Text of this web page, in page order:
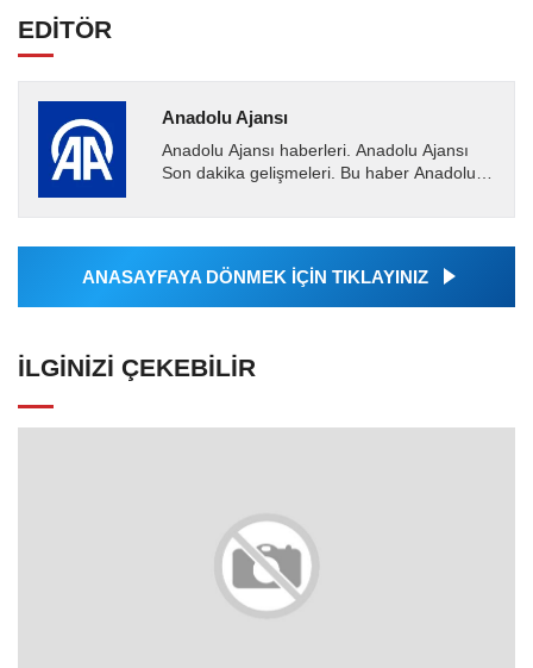
EDİTÖR
Anadolu Ajansı
Anadolu Ajansı haberleri. Anadolu Ajansı
Son dakika gelişmeleri. Bu haber Anadolu
Ajansı tarafından...
ANASAYFAYA DÖNMEK İÇİN TIKLAYINIZ
İLGINIZI ÇEKEBILIR